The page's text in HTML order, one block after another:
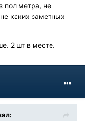
пол метра, не
каких заметных
2 шт в месте.